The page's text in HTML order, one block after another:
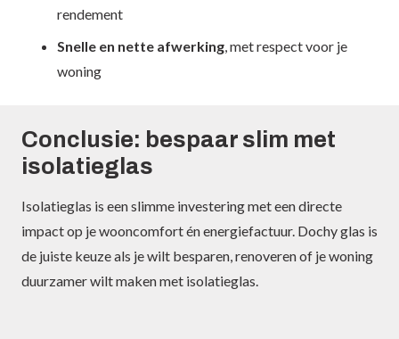
rendement
Snelle en nette afwerking , met respect voor je
woning
Conclusie: bespaar slim met
isolatieglas
Isolatieglas is een slimme investering met een directe
impact op je wooncomfort én energiefactuur. Dochy glas is
de juiste keuze als je wilt besparen, renoveren of je woning
duurzamer wilt maken met isolatieglas.